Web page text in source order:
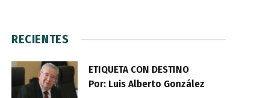
RECIENTES
ETIQUETA CON DESTINO
Por: Luis Alberto González